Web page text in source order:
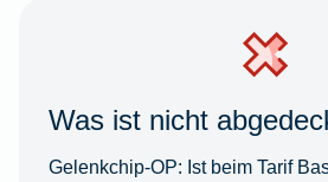
Was ist nicht
Gelenkchip-OP: Ist beim Tarif